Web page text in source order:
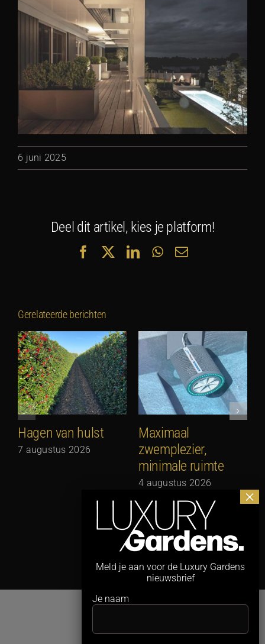
6 juni 2025
Deel dit artikel, kies je platform!
FacebookLinkedInWhatsApp
E-
Gerelateerde berichten
Hagen van hulst
7 augustus 2026
Maximaal
zwemplezier,
minimale ruimte
4 augustus 2026
Meld je aan voor de Luxury Gardens
nieuwsbrief
Je naam